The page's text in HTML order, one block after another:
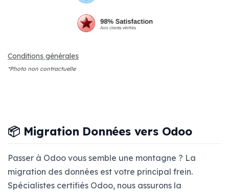
Conditions générales
*Photo non contractuelle
📦 Migration Données vers Odoo
Passer à Odoo vous semble une montagne ? La
migration des données est votre principal frein.
Spécialistes certifiés Odoo, nous assurons la